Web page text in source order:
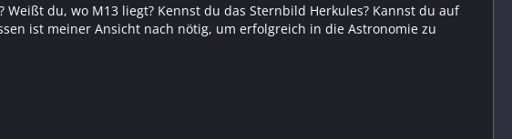
du, wo M13 liegt? Kennst du das Sternbild Herkules? Kannst du auf
ist meiner Ansicht nach nötig, um erfolgreich in die Astronomie zu